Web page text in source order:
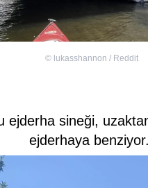
© lukasshannon / Reddit
ejderha sineği,
ejderhaya